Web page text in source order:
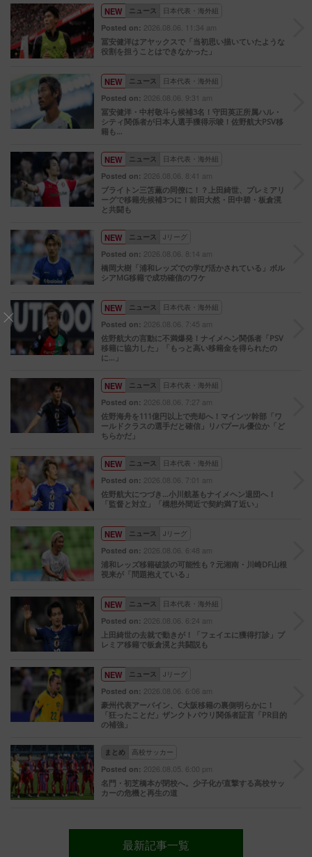
NEW ニュース 日本代表・海外組
Posted on: 2026.08.06. 11:34 am
冨安健洋はアヤックスで「当初思い描いていたような
役割を担うことはできなかった」
NEW ニュース 日本代表・海外組
Posted on: 2026.08.06. 9:31 am
冨安健洋・中村敬斗ら候補3名！守田英正所属ハル・
シティ関係者が日本人選手獲得示唆！佐野航大PSV移
籍も…
NEW ニュース 日本代表・海外組
Posted on: 2026.08.06. 8:41 am
ブライトン三笘薫の同僚に！？上田綺世、プレミアリ
ーグで移籍先候補3つに！前田大然・田中碧・板倉滉
と共闘も
NEW ニュース Jリーグ
Posted on: 2026.08.06. 8:14 am
橋岡大樹「浦和レッズでの学び活かされている」ボル
シアMG移籍で成功確信のワケ
NEW ニュース 日本代表・海外組
Posted on: 2026.08.06. 7:45 am
佐野航大の言動に不満爆発！ナイメヘン関係者「PSV
移籍に協力した」「もっと高い移籍金を得られたの
に…」
NEW ニュース 日本代表・海外組
Posted on: 2026.08.06. 7:27 am
佐野海舟を111億円以上で売却へ！マインツ幹部「ワ
ールドクラスの選手だと確信」リバプール優位か「ど
ちらかだ」
NEW ニュース 日本代表・海外組
Posted on: 2026.08.06. 7:01 am
佐野航大につづき…小川航基もナイメヘン退団へ！
「監督と対立」「構想外間近で契約満了近い」
NEW ニュース Jリーグ
Posted on: 2026.08.06. 6:48 am
浦和レッズ移籍破談の可能性も？元湘南・川崎DF山根
視来が「問題抱えている」
NEW ニュース 日本代表・海外組
Posted on: 2026.08.06. 6:24 am
上田綺世の去就で動きが！「フェイエに獲得打診」プ
レミア移籍で板倉滉と共闘説も
NEW ニュース Jリーグ
Posted on: 2026.08.06. 6:06 am
豪州代表アーバイン、C大阪移籍の裏側明らかに！
「狂ったことだ」ザンクトパウリ関係者証言「PR目的
の補強」
まとめ 高校サッカー
Posted on: 2026.08.05. 6:00 pm
名門・初芝橋本が閉校へ。少子化が直撃する高校サッ
カーの危機と再生の道
最新記事一覧